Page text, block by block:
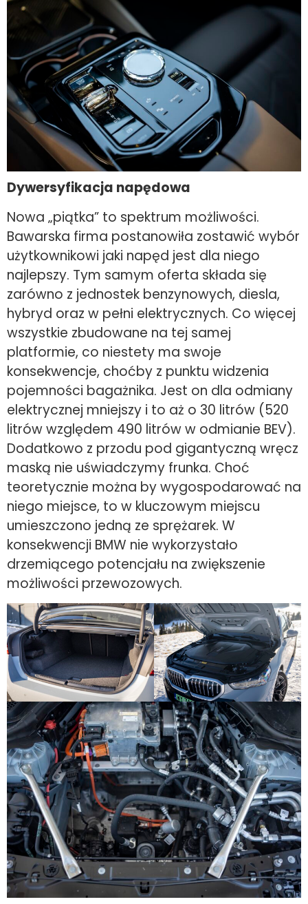
Dywersyfikacja napędowa
Nowa „piątka” to spektrum możliwości.
Bawarska firma postanowiła zostawić wybór
użytkownikowi jaki napęd jest dla niego
najlepszy. Tym samym oferta składa się
zarówno z jednostek benzynowych, diesla,
hybryd oraz w pełni elektrycznych. Co więcej
wszystkie zbudowane na tej samej
platformie, co niestety ma swoje
konsekwencje, choćby z punktu widzenia
pojemności bagażnika. Jest on dla odmiany
elektrycznej mniejszy i to aż o 30 litrów (520
litrów względem 490 litrów w odmianie BEV).
Dodatkowo z przodu pod gigantyczną wręcz
maską nie uświadczymy frunka. Choć
teoretycznie można by wygospodarować na
niego miejsce, to w kluczowym miejscu
umieszczono jedną ze sprężarek. W
konsekwencji BMW nie wykorzystało
drzemiącego potencjału na zwiększenie
możliwości przewozowych.